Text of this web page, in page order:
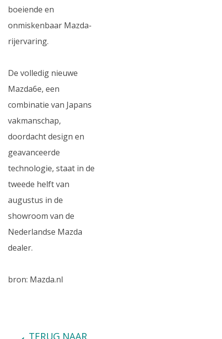
boeiende en
onmiskenbaar Mazda-
rijervaring.
De volledig nieuwe
Mazda6e, een
combinatie van Japans
vakmanschap,
doordacht design en
geavanceerde
technologie, staat in de
tweede helft van
augustus in de
showroom van de
Nederlandse Mazda
dealer.
bron: Mazda.nl
TERUG NAAR